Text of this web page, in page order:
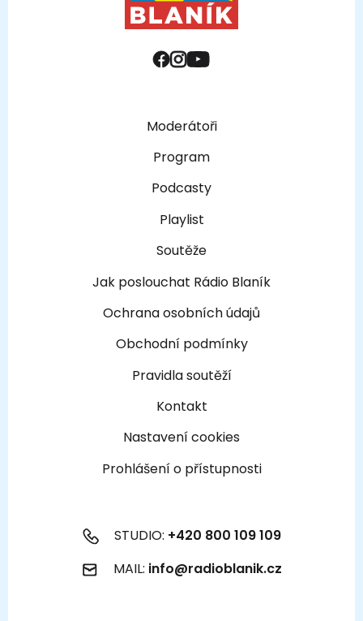
Moderátoři
Program
Podcasty
Playlist
Soutěže
Jak poslouchat Rádio Blaník
Ochrana osobních údajů
Obchodní podmínky
Pravidla soutěží
Kontakt
Nastavení cookies
Prohlášení o přístupnosti
STUDIO: +420 800 109 109
MAIL: info@radioblanik.cz